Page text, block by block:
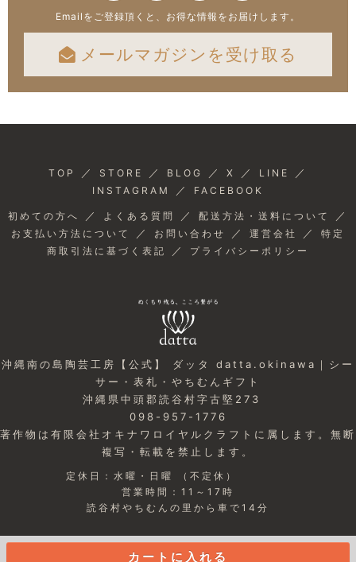
Emailをご登録頂くと、お得な情報をお届けします。
メールマガジンを受け取る
TOP ／ STORE ／ BLOG ／ X ／ LINE ／
INSTAGRAM ／ FACEBOOK
初めての方へ ／ よくある質問 ／ 配送方法・送料について ／
お支払い方法について ／ お問い合わせ ／ 運営会社 ／ 特定
商取引法に基づく表記
／ プライバシーポリシー
沖縄南の島陶芸工房【公式】 ダッタ datta.okinawa｜シー
サー・表札・やちむんギフト
沖縄県中頭郡読谷村字古堅273
098-957-1776
著作物は有限会社オキナワロイヤルクラフトに属します。無断
複写・転載を禁止します。
定休日：水曜・日曜 （不定休）
営業時間：11～17時
読谷村やちむんの里から車で14分